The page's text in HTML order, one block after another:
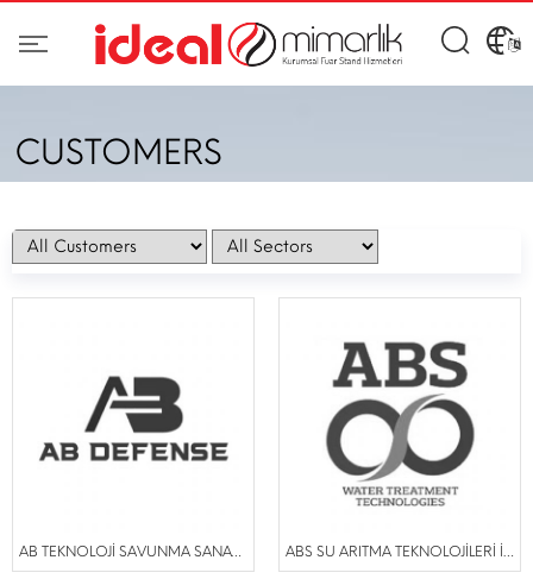
CUSTOMERS
AB TEKNOLOJİ SAVUNMA SANAYİ TİCARET LTD ŞTİ | 2023 ABS SU ARITMA TEKNOLOJİLERİ İML. İTH. İHR. KİMYA SAN.VE DIŞ.TİC.LTD.ŞTİ | 2024